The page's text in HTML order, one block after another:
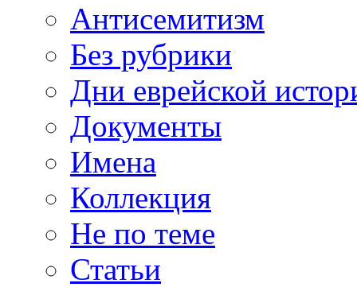
Антисемитизм
Без рубрики
Дни еврейской
Документы
Имена
Коллекция
Не по теме
Статьи